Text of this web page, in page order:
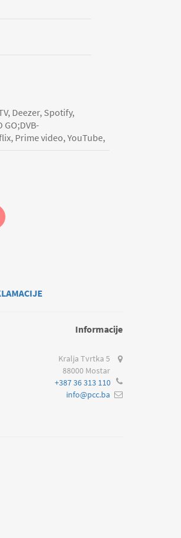
Deezer, Spotify,
GO;DVB-
Prime video, YouTube,
Informacije
Kralja Tvrtka 5
88000 Mostar
+387 36 313 110
info@pcc.ba